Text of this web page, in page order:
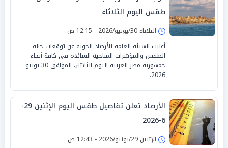
طقس اليوم الثلاثاء
الثلاثاء 30/يونيو/2026 - 12:15 ص
أعلنت الهيئة العامة للأرصاد الجوية عن توقعات حالة
الطقس والمؤشرات المناخية السائدة في كافة أنحاء
جمهورية مصر العربية اليوم الثلاثاء، الموافق 30 يونيو
2026.
الأرصاد تعلن تفاصيل طقس اليوم الإثنين 29-
6-2026
الإثنين 29/يونيو/2026 - 12:43 ص